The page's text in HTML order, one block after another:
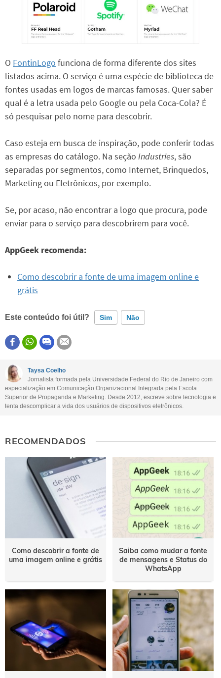
O FontinLogo funciona de forma diferente dos sites
listados acima. O serviço é uma espécie de biblioteca de
fontes usadas em logos de marcas famosas. Quer saber
qual é a letra usada pelo Google ou pela Coca-Cola? É
só pesquisar pelo nome para descobrir.
Caso esteja em busca de inspiração, pode conferir todas
as empresas do catálogo. Na seção Industries, são
separadas por segmentos, como Internet, Brinquedos,
Marketing ou Eletrônicos, por exemplo.
Se, por acaso, não encontrar a logo que procura, pode
enviar para o serviço para descobrirem para você.
AppGeek recomenda:
Como descobrir a fonte de uma imagem online e
grátis
Este conteúdo foi útil? Sim Não
Este conteúdo contém informação incorreta
Este conteúdo não tem a informação que procuro
Outro
Taysa Coelho
Jornalista formada pela Universidade Federal do Rio de Janeiro com
especialização em Comunicação Organizacional Integrada pela Escola
Superior de Propaganda e Marketing. Desde 2012, escreve sobre tecnologia e
tenta descomplicar a vida dos usuários de dispositivos eletrônicos.
RECOMENDADOS
Como descobrir a fonte de
uma imagem online e grátis
Saiba como mudar a fonte
de mensagens e Status do
WhatsApp